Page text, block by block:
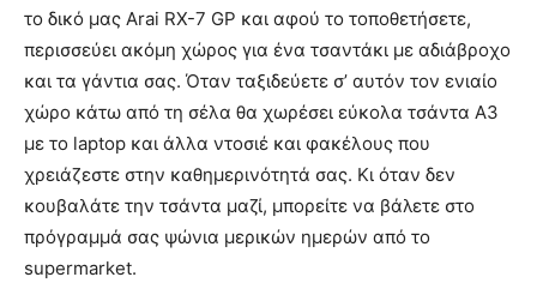
το δικό μας Arai RX-7 GP και αφού το τοποθετήσετε,
περισσεύει ακόμη χώρος για ένα τσαντάκι με αδιάβροχο
και τα γάντια σας. Όταν ταξιδεύετε σ’ αυτόν τον ενιαίο
χώρο κάτω από τη σέλα θα χωρέσει εύκολα τσάντα Α3
με το laptop και άλλα ντοσιέ και φακέλους που
χρειάζεστε στην καθημερινότητά σας. Κι όταν δεν
κουβαλάτε την τσάντα μαζί, μπορείτε να βάλετε στο
πρόγραμμά σας ψώνια μερικών ημερών από το
supermarket.